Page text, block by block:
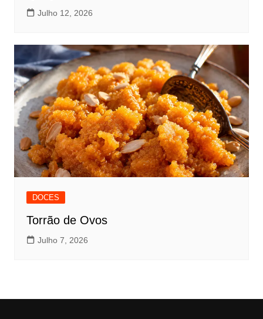
Julho 12, 2026
DOCES
Torrão de Ovos
Julho 7, 2026